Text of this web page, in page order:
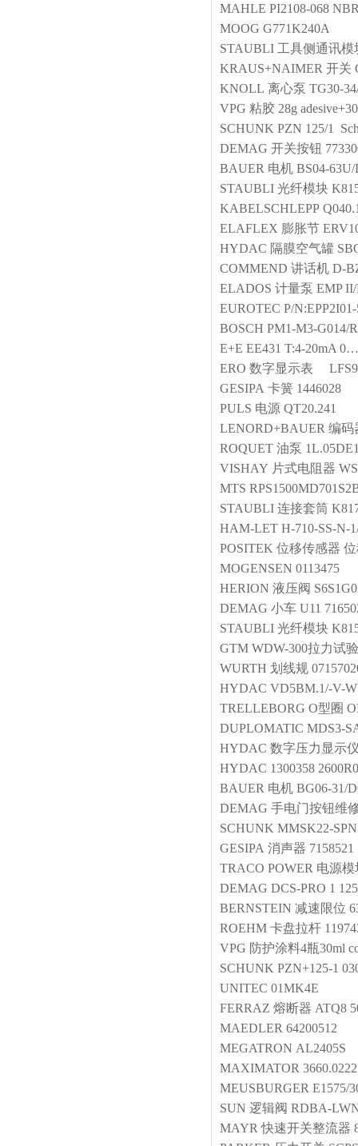
MAHLE PI2108-068
MOOG G771K240A
STAUBLI 工具侧通讯模
KRAUS+NAIMER 开关
KNOLL 离心泵 TG30-
VPG 粘胶 28g
SCHUNK PZN 125/1
DEMAG 开关按钮
BAUER 电机 BS04-
STAUBLI 光纤模块
KABELSCHLEPP
ELAFLEX 膨胀节
HYDAC 隔膜空气罐
COMMEND 讲话机 D-
ELADOS 计量泵 EMP
EUROTEC P/
BOSCH PM1-M3-G014/
E+E EE431 T:4-20mA
ERO 数字显示表
GESIPA 卡簧 1446028
PULS 电源 QT20.241
LENORD+BAUER 编码
ROQUET 油泵
VISHAY 片式电阻器
MTS
STAUBLI 连接套筒
HAM-LET H-710-SS-N-
POSITEK 位移传感器
MOGENSEN 0113475
HERION 液压阀
DEMAG 小车 U11
STAUBLI 光纤模块
GTM WDW-300拉力试
WURTH 划线规
HYDAC VD5BM.1/-V-W
TRELLEBORG O型圈
DUPLOMATIC MDS3-
HYDAC 数字压力显示
HYDAC 1300358
BAUER 电机 BG06-31/
DEMAG 手电门按钮维
SCHUNK MMSK22-
GESIPA 消声器 7158521
TRACO POWER 电源模
DEMAG DCS-PRO 1
BERNSTEIN 减速限位
ROEHM 卡盘拉杆
VPG 防护涂料4瓶30ml
SCHUNK PZN+125-1
UNITEC 01MK4E
FERRAZ 熔断器 ATQ8
MAEDLER 64200512
MEGATRON AL2405S
MAXIMATOR
MEUSBURGER E1575/
SUN 逻辑阀 RDBA-
MAYR 快速开关整流器